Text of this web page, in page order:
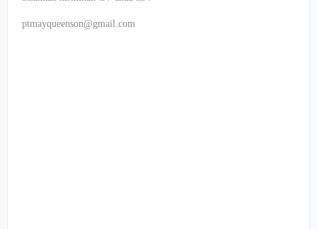
ptmayqueenson@gmail.com